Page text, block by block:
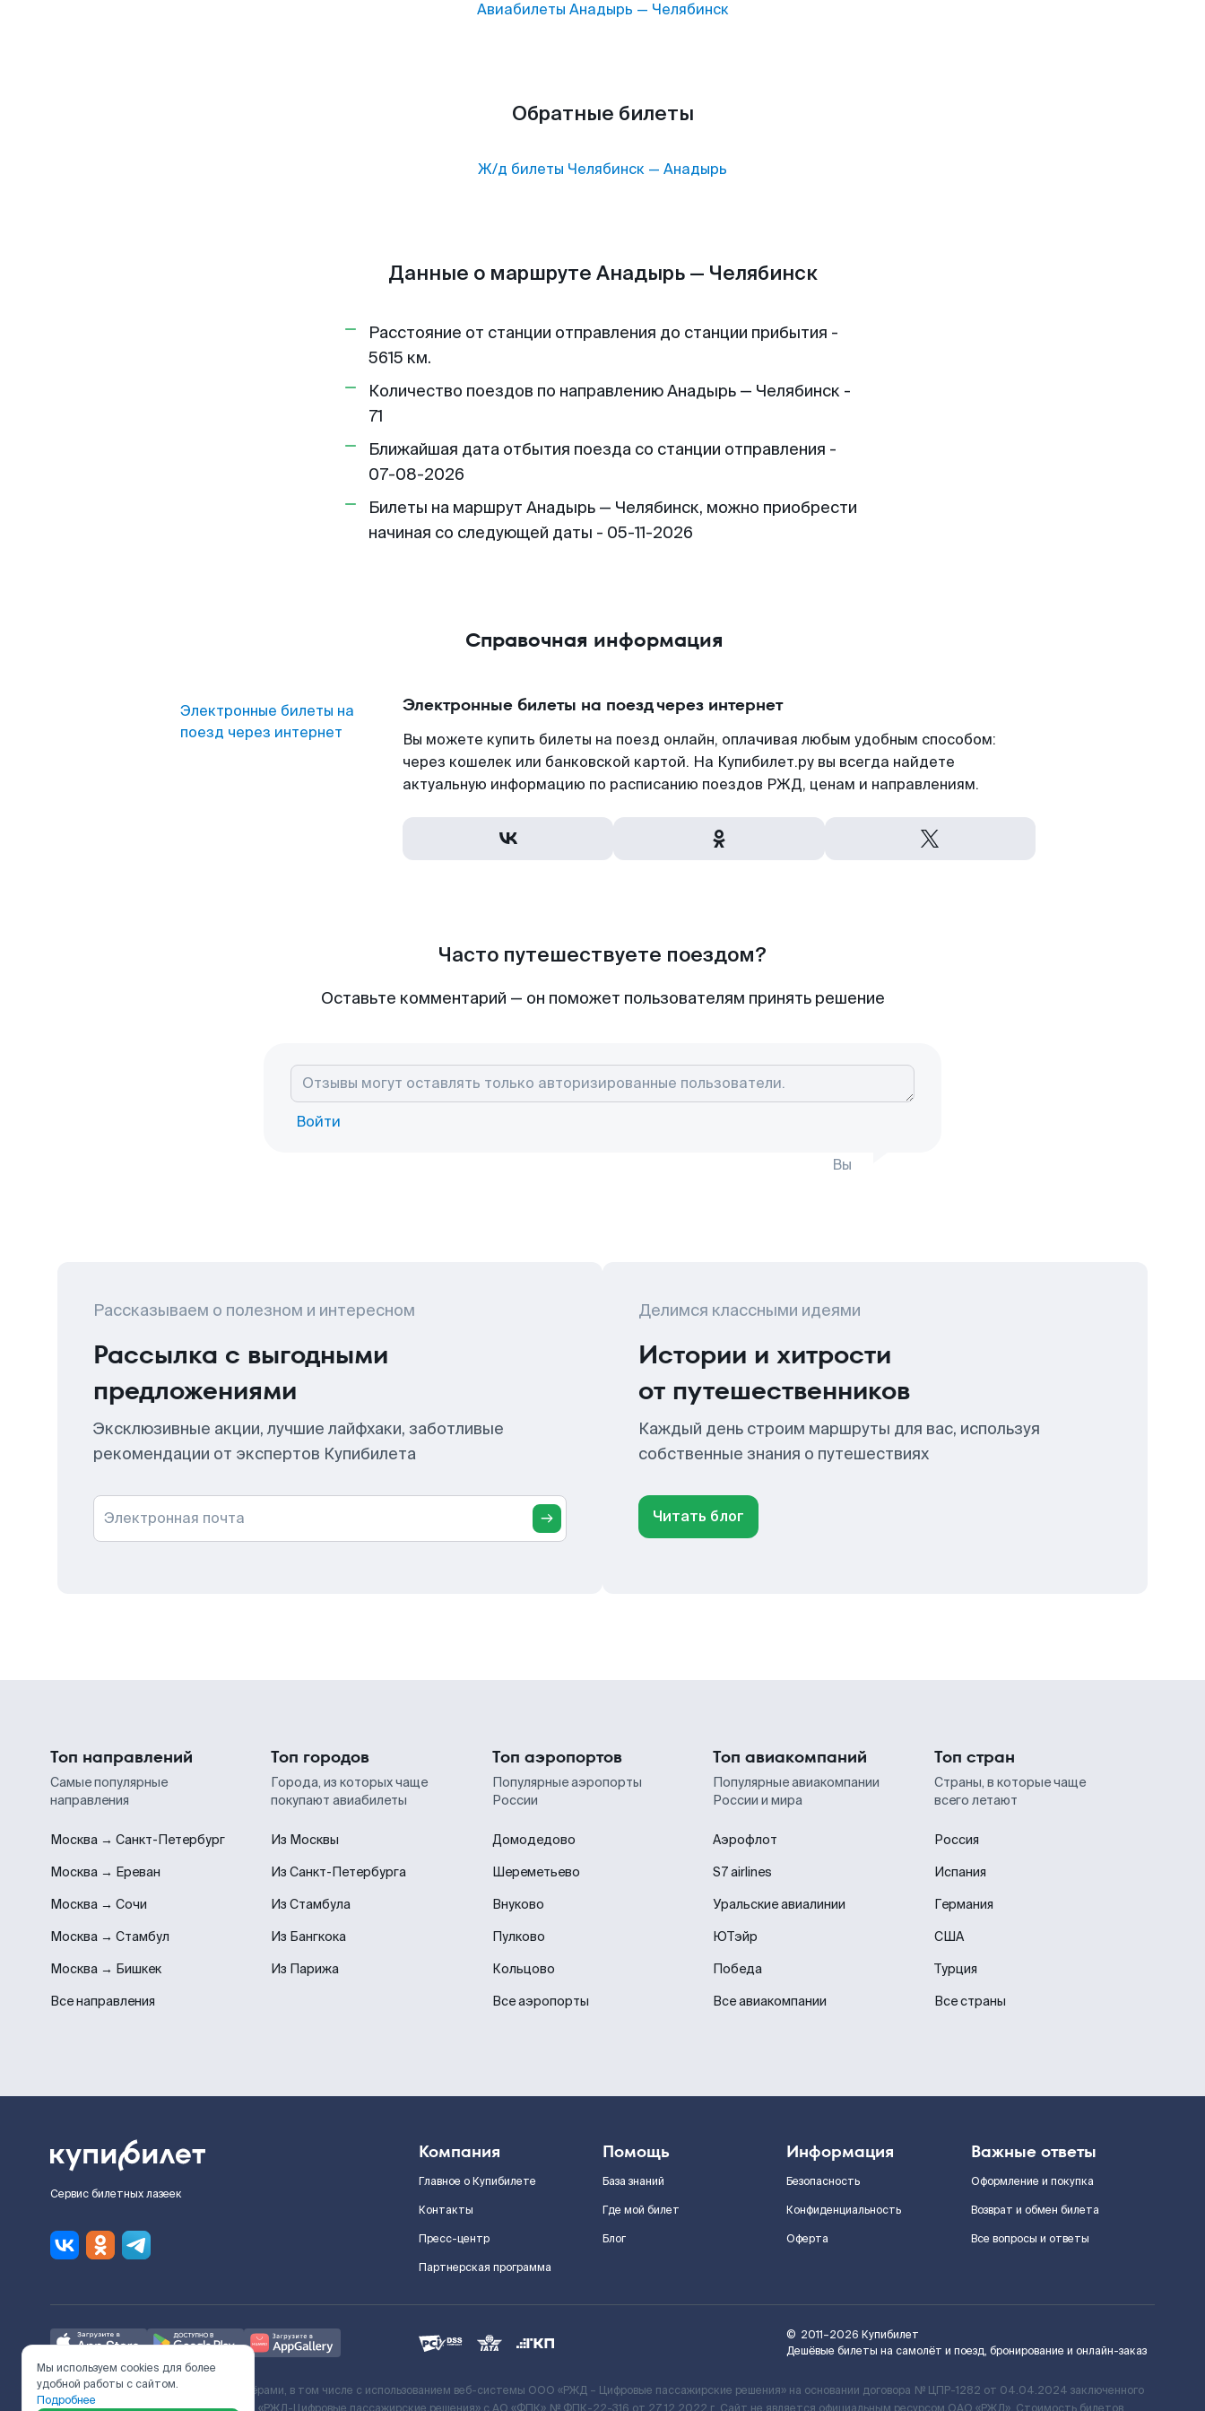
Авиабилеты Анадырь — Челябинск
Обратные билеты
Ж/д билеты Челябинск — Анадырь
Данные о маршруте Анадырь — Челябинск
Расстояние от станции отправления до станции прибытия -
5615 км.
Количество поездов по направлению Анадырь — Челябинск -
71
Ближайшая дата отбытия поезда со станции отправления -
07-08-2026
Билеты на маршрут Анадырь — Челябинск, можно приобрести
начиная со следующей даты - 05-11-2026
Справочная информация
Электронные билеты на
поезд через интернет
Электронные билеты на поезд через интернет
Вы можете купить билеты на поезд онлайн, оплачивая любым удобным способом:
через кошелек или банковской картой. На Купибилет.ру вы всегда найдете
актуальную информацию по расписанию поездов РЖД, ценам и направлениям.
Часто путешествуете поездом?
Оставьте комментарий — он поможет пользователям принять решение
Войти
Вы
Рассказываем о полезном и интересном
Рассылка с выгодными
предложениями
Эксклюзивные акции, лучшие лайфхаки, заботливые
рекомендации от экспертов Купибилета
Электронная почта
Делимся классными идеями
Истории и хитрости
от путешественников
Каждый день строим маршруты для вас, используя
собственные знания о путешествиях
Читать блог
Топ направлений
Самые популярные
направления
Москва → Санкт-Петербург
Москва → Ереван
Москва → Сочи
Москва → Стамбул
Москва → Бишкек
Все направления
Топ городов
Города, из которых чаще
покупают авиабилеты
Из Москвы
Из Санкт-Петербурга
Из Стамбула
Из Бангкока
Из Парижа
Топ аэропортов
Популярные аэропорты
России
Домодедово
Шереметьево
Внуково
Пулково
Кольцово
Все аэропорты
Топ авиакомпаний
Популярные авиакомпании
России и мира
Аэрофлот
S7 airlines
Уральские авиалинии
ЮТэйр
Победа
Все авиакомпании
Топ стран
Страны, в которые чаще
всего летают
Россия
Испания
Германия
США
Турция
Все страны
Сервис билетных лазеек
Компания
Главное о Купибилете
Контакты
Пресс-центр
Партнерская программа
Помощь
База знаний
Где мой билет
Блог
Информация
Безопасность
Конфиденциальность
Оферта
Важные ответы
Оформление и покупка
Возврат и обмен билета
Все вопросы и ответы
© 2011–2026 Купибилет
Дешёвые билеты на самолёт и поезд, бронирование и онлайн-заказ
Ж/Д билеты предоставляются партнёрами, в том числе с использованием веб-системы ООО «РЖД – Цифровые пассажирские решения» на основании договора № ЦПР-1282 от 04.04.2024 заключенного
Мы используем cookies для более
удобной работы с сайтом.
Подробнее